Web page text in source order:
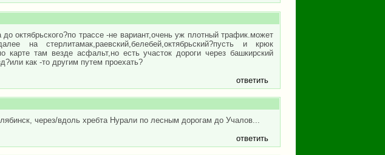
октябрьского?по трассе -не вариант,очень уж плотный трафик.может
на стерлитамак,раевский,белебей,октябрьский?пусть и крюк
там везде асфальт,но есть участок дороги через башкирский
как -то другим путем проехать?
ответить
через/вдоль хребта Нурали по лесным дорогам до Учалов...
ответить